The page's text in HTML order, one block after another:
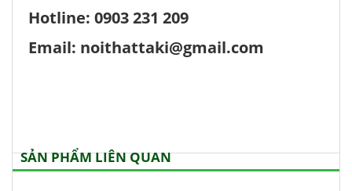
Hotline: 0903 231 209
Email: noithattaki@gmail.com
SẢN PHẨM LIÊN QUAN